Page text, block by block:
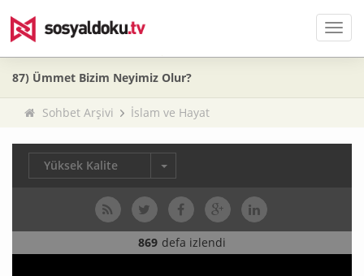
Menü
87) Ümmet Bizim Neyimiz Olur?
Sohbet Arşivi İslam ve Hayat
Yüksek Kalite
869 defa izlendi